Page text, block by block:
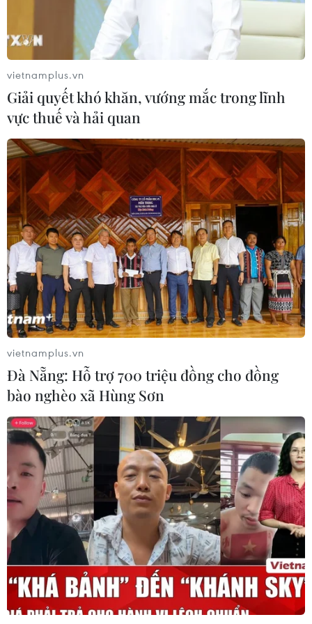
"Hương sắc mùa thu Tú Lệ" năm
2026
31/07/2026 00:00
Hình thành chuỗi sản phẩm du lịch
tại “Địa đạo Kỳ Anh-Bãi sậy sông
Đầm”
24/07/2026 16:00
Tưng bùng khai mạc Lễ hội Tận
hưởng Đà Nẵng 2026
23/07/2026 16:18
"Bữa tiệc" âm thanh và ánh
sáng khai màn Lễ hội Tận hưởng Đà
23/07/2026 15:59
Hấp dẫn sự kiện hội tụ quán bún bò
Huế tiêu biểu cả nước
23/07/2026 15:01
Rộn rã đêm hội Sâm Ngọc
Linh: Trải nghiệm văn hóa đại ngàn
giữa lòng Đà Nẵng
21/07/2026 16:24
Kể chuyện văn hóa xứ Quảng bằng
vietnamplus.vn
Giải quyết khó khăn, vướng mắc trong lĩnh
vực thuế và hải quan
vietnamplus.vn
Đà Nẵng: Hỗ trợ 700 triệu đồng cho đồng
bào nghèo xã Hùng Sơn